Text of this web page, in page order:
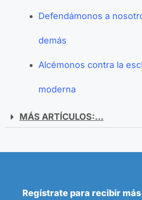
Defendámonos a
demás
Alcémonos contra la
moderna
MÁS ARTÍCULOS:...
Regístrate para recibir